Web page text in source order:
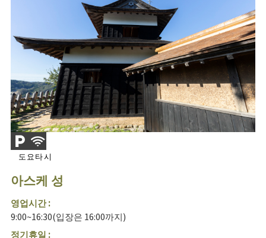
도요타시
아스케 성
영업시간 :
9:00~16:30(입장은 16:00까지)
정기휴일 :